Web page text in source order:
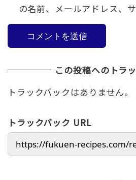
の名前、メールアドレス、
この投稿へのトラ
トラックバックはありません。
トラックバック URL